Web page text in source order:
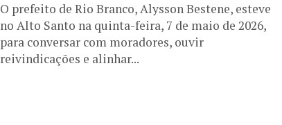
O prefeito de Rio Branco, Alysson Bestene, esteve
no Alto Santo na quinta-feira, 7 de maio de 2026,
para conversar com moradores, ouvir
reivindicações e alinhar...